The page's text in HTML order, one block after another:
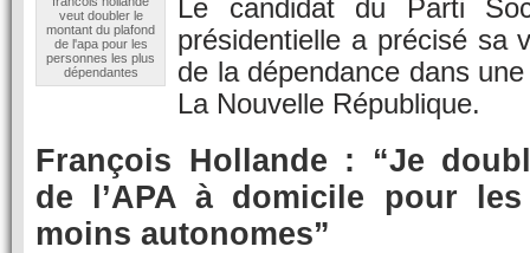
veut doubler le
montant du plafond
de l'apa pour les
personnes les plus
dépendantes
Le candidat du Parti
présidentielle a précisé sa
de la dépendance dans
La Nouvelle République.
François Hollande : “Je
de l’APA à domicile pour
moins autonomes”